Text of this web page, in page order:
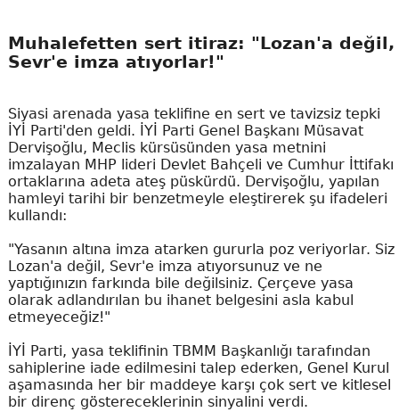
Muhalefetten sert itiraz: "Lozan'a değil,
Sevr'e imza atıyorlar!"
Siyasi arenada yasa teklifine en sert ve tavizsiz tepki
İYİ Parti'den geldi. İYİ Parti Genel Başkanı Müsavat
Dervişoğlu, Meclis kürsüsünden yasa metnini
imzalayan MHP lideri Devlet Bahçeli ve Cumhur İttifakı
ortaklarına adeta ateş püskürdü. Dervişoğlu, yapılan
hamleyi tarihi bir benzetmeyle eleştirerek şu ifadeleri
kullandı:
"Yasanın altına imza atarken gururla poz veriyorlar. Siz
Lozan'a değil, Sevr'e imza atıyorsunuz ve ne
yaptığınızın farkında bile değilsiniz. Çerçeve yasa
olarak adlandırılan bu ihanet belgesini asla kabul
etmeyeceğiz!"
İYİ Parti, yasa teklifinin TBMM Başkanlığı tarafından
sahiplerine iade edilmesini talep ederken, Genel Kurul
aşamasında her bir maddeye karşı çok sert ve kitlesel
bir direnç göstereceklerinin sinyalini verdi.